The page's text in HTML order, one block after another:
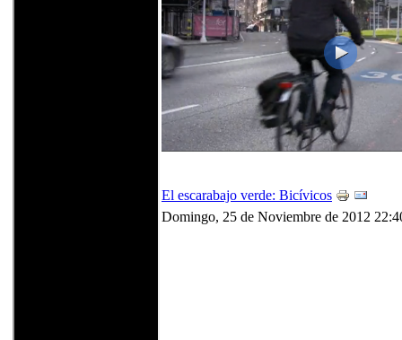
El escarabajo verde: Bicívicos
Domingo, 25 de Noviembre de 2012